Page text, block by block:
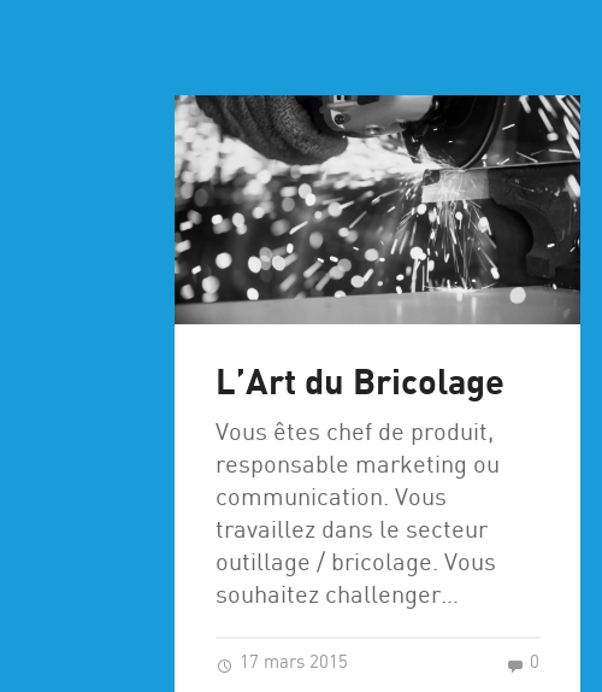
L’Art du Bricolage
Vous êtes chef de produit,
responsable marketing ou
communication. Vous
travaillez dans le secteur
outillage / bricolage. Vous
souhaitez challenger…
17 mars 2015 0